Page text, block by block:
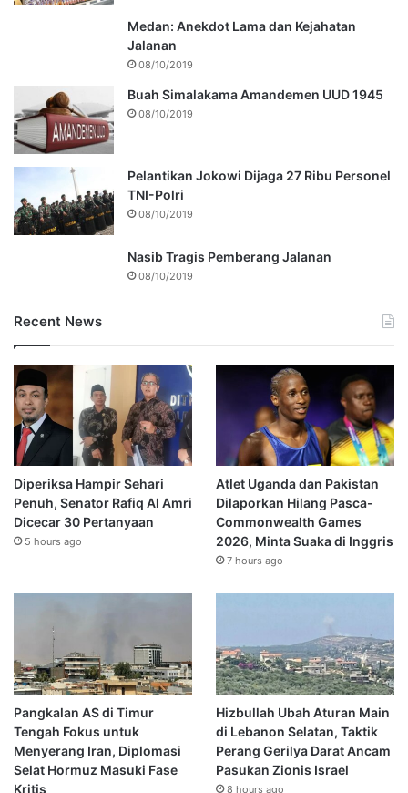
Medan: Anekdot Lama dan Kejahatan
Jalanan
08/10/2019
Buah Simalakama Amandemen UUD 1945
08/10/2019
Pelantikan Jokowi Dijaga 27 Ribu Personel
TNI-Polri
08/10/2019
Nasib Tragis Pemberang Jalanan
08/10/2019
Recent News
Diperiksa Hampir Sehari
Penuh, Senator Rafiq Al Amri
Dicecar 30 Pertanyaan
5 hours ago
Atlet Uganda dan Pakistan
Dilaporkan Hilang Pasca-
Commonwealth Games
2026, Minta Suaka di Inggris
7 hours ago
Pangkalan AS di Timur
Tengah Fokus untuk
Menyerang Iran, Diplomasi
Selat Hormuz Masuki Fase
Kritis
Hizbullah Ubah Aturan Main
di Lebanon Selatan, Taktik
Perang Gerilya Darat Ancam
Pasukan Zionis Israel
8 hours ago